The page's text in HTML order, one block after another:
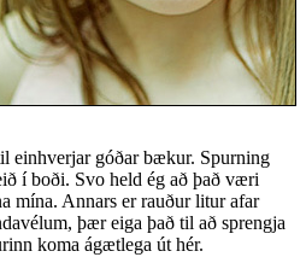
einhverjar góðar bækur. Spurning
í boði. Svo held ég að það væri
mína. Annars er rauður litur afar
þær eiga það til að sprengja
koma ágætlega út hér.